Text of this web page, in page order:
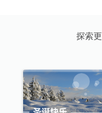
探索